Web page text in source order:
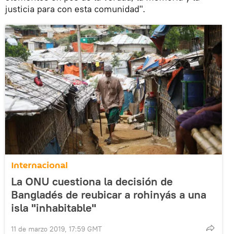
justicia para con esta comunidad".
Internacional
La ONU cuestiona la decisión de
Bangladés de reubicar a rohinyás a una
isla "inhabitable"
11 de marzo 2019, 17:59 GMT